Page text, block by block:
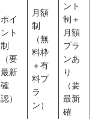
ポイ
ント
制
（要
最新
確
認）
月額
制
（無
料枠
＋有
料プ
ラ
ン）
ント
制＋
月額
プラ
ンあ
り
（要
最新
確